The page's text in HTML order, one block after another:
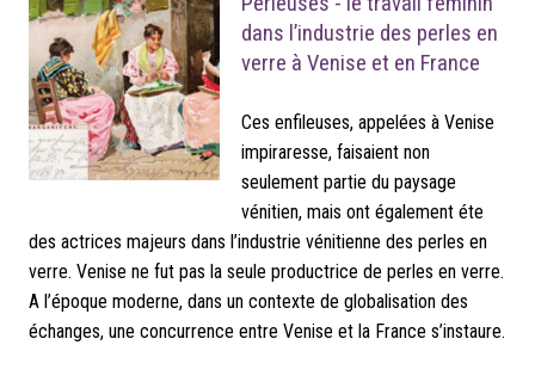
dans l’industrie des perles en
verre à Venise et en France
Ces enfileuses, appelées à Venise
impiraresse, faisaient non
seulement partie du paysage
vénitien, mais ont également éte
des actrices majeurs dans l’industrie vénitienne des perles en
verre. Venise ne fut pas la seule productrice de perles en verre.
A l’époque moderne, dans un contexte de globalisation des
échanges, une concurrence entre Venise et la France s’instaure.